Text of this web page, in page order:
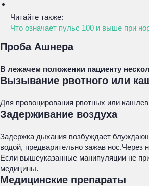
Читайте также:
Что означает пульс 100 и выше при
Проба Ашнера
В лежачем положении пациенту
Вызывание рвотного или
Для провоцирования рвотных или
Задерживание воздуха
Задержка дыхания возбуждает
водой, предварительно зажав нос.Через
Если вышеуказанные манипуляции не
медицины.
Медицинские препараты